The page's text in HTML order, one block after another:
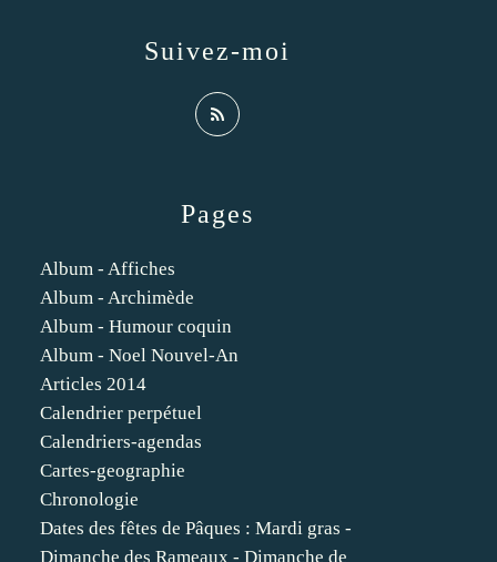
Pages
Album - Affiches
Album - Archimède
Album - Humour coquin
Album - Noel Nouvel-An
Articles 2014
Calendrier perpétuel
Calendriers-agendas
Cartes-geographie
Chronologie
Dates des fêtes de Pâques : Mardi gras -
Dimanche des Rameaux - Dimanche de
Suivez-moi